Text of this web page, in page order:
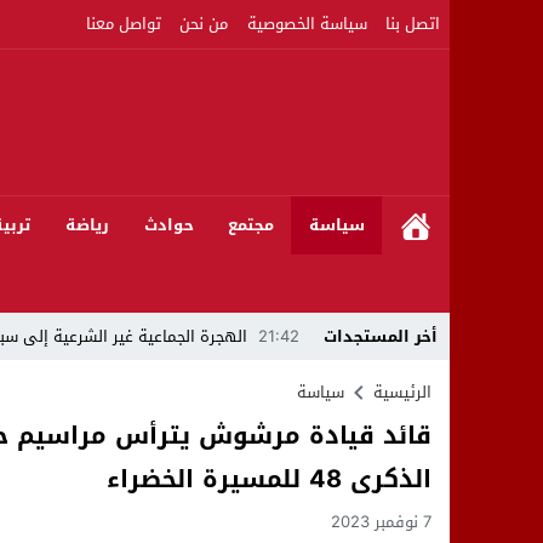
اتصل بنا سياسة الخصوصية من نحن تواصل معنا
سياسة مجتمع حوادث رياضة
أخر المستجدات 21:42 الهجرة الجماعية غير الشرعية إلى
21:16
08:50 مبادرات مواطنة وشركاؤها ينظمون
22:59 رئيس جماعة عين الجوهرة سيدي
الرئيسية سياسة
قائد قيادة مرشوش يترأس مراسيم
الذكرى 48 للمسيرة الخضراء
7 نوفمبر 2023